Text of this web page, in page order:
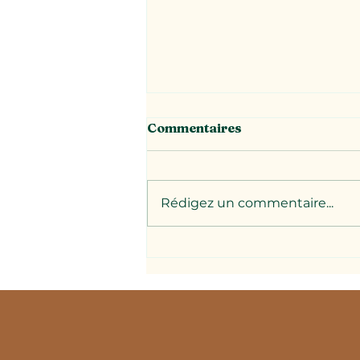
Commentaires
Rédigez un commentaire...